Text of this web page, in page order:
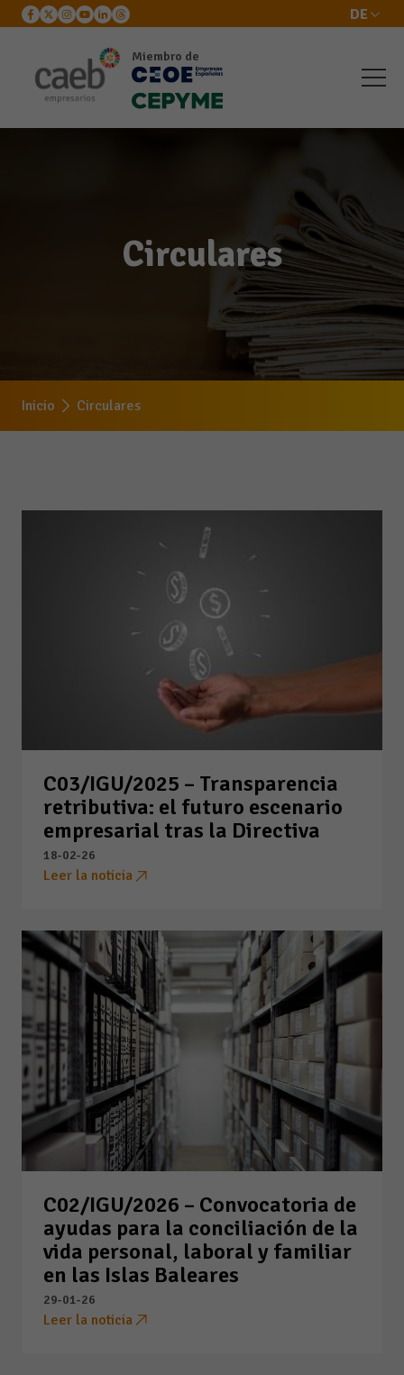
DE
Miembro de
Circulares
Inicio Circulares
C03/IGU/2025 – Transparencia
retributiva: el futuro escenario
empresarial tras la Directiva
18-02-26
Leer la noticia
C02/IGU/2026 – Convocatoria de
ayudas para la conciliación de la
vida personal, laboral y familiar
en las Islas Baleares
29-01-26
Leer la noticia